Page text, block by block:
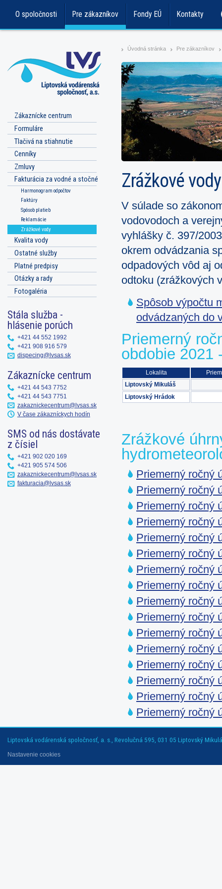
O spoločnosti Pre zákazníkov Fondy EÚ Kontakty
> Úvodná stránka > Pre zákazníkov >
Zrážkové vody
V súlade so
vodovodoch a
vyhlášky č. 397/
okrem odvádzania
odpadových vôd aj
odtoku (zrážkových
Spôsob výpočtu
odvádzaných do
Priemerný
obdobie 2021
Lokalita
Liptovský Mikuláš
Liptovský Hrádok
Zrážkové
Priemerný ročný
Priemerný ročný
Priemerný ročný
Priemerný ročný
Priemerný ročný
Priemerný ročný
Priemerný ročný
Priemerný ročný
Priemerný ročný
Priemerný ročný
Priemerný ročný
Priemerný ročný
Priemerný ročný
Priemerný ročný
Priemerný ročný
Priemerný ročný
Zákaznícke centrum
Formuláre
Tlačivá na stiahnutie
Cenníky
Zmluvy
Fakturácia za vodné a stočné
Harmonogram odpočtov
Faktúry
Spôsob platieb
Reklamácie
Zrážkové vody
Kvalita vody
Ostatné služby
Platné predpisy
Otázky a rady
Fotogaléria
Stála služba -
hlásenie porúch
+421 44 552 1992
+421 908 916 579
dispecing@lvsas.sk
Zákaznícke centrum
+421 44 543 7752
+421 44 543 7751
zakaznickecentrum@lvsas.sk
V čase zákazníckych hodín
SMS od nás dostávate
z čísiel
+421 902 020 169
+421 905 574 506
zakaznickecentrum@lvsas.sk
fakturacia@lvsas.sk
Liptovská vodárenská spoločnosť, a. s., Revolučná 595, 031 05 Liptovský
Nastavenie cookies